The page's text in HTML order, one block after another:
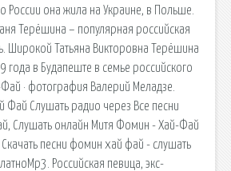
России она жила на Украине, в Польше.
Терёшина – популярная российская
Широкой Татьяна Викторовна Терёшина
года в Будапеште в семье российского
· фотография Валерий Меладзе.
Фай Слушать радио через Все песни
Слушать онлайн Митя Фомин - Хай-Фай
песни фомин хай фай - слушать
Российская певица, экс-